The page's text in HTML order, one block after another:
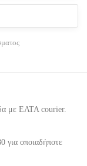
με ΕΛΤΑ courier.
για οποιαδήποτε